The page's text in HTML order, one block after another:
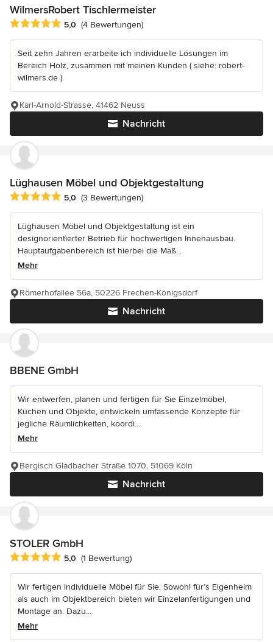
WilmersRobert Tischlermeister
Durchschnittliche Bewertung: 5 von 5 Sternen
5,0 (4 Bewertungen)
Seit zehn Jahren erarbeite ich individuelle Lösungen im
Bereich Holz, zusammen mit meinen Kunden ( siehe: robert-
wilmers.de ).
Nachricht
Karl-Arnold-Strasse, 41462 Neuss
Lüghausen Möbel und Objektgestaltung
Durchschnittliche Bewertung: 5 von 5 Sternen
5,0 (3 Bewertungen)
Lüghausen Möbel und Objektgestaltung ist ein
designorientierter Betrieb für hochwertigen Innenausbau.
Hauptaufgabenbereich ist hierbei die Maß...
Mehr
Nachricht
Römerhofallee 56a, 50226 Frechen-Königsdorf
BBENE GmbH
Wir entwerfen, planen und fertigen für Sie Einzelmöbel,
Küchen und Objekte, entwickeln umfassende Konzepte für
jegliche Räumlichkeiten, koordi...
Mehr
Nachricht
Bergisch Gladbacher Straße 1070, 51069 Köln
STOLER GmbH
Durchschnittliche Bewertung: 5 von 5 Sternen
5,0 (1 Bewertung)
Wir fertigen individuelle Möbel für Sie. Sowohl für’s Eigenheim
als auch im Objektbereich bieten wir Einzelanfertigungen und
Montage an. Dazu...
Mehr